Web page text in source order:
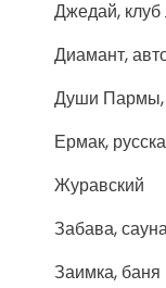
Джедай, клуб
Диамант,
Души Пармы,
Ермак,
Журавский
Забава,
Заимка, баня